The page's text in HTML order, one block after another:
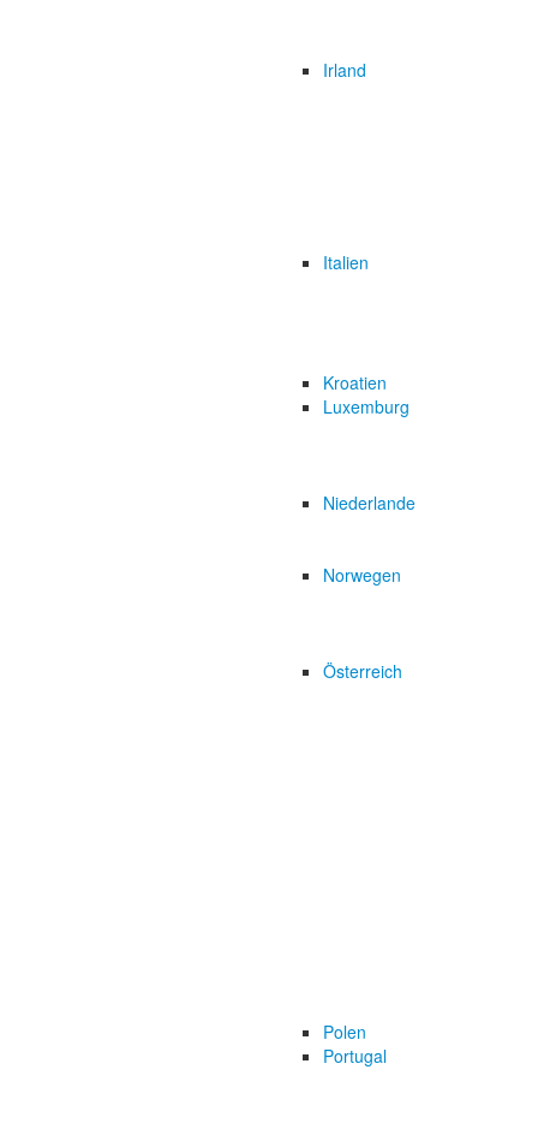
Irland
Italien
Kroatien
Luxemburg
Niederlande
Norwegen
Österreich
Polen
Portugal